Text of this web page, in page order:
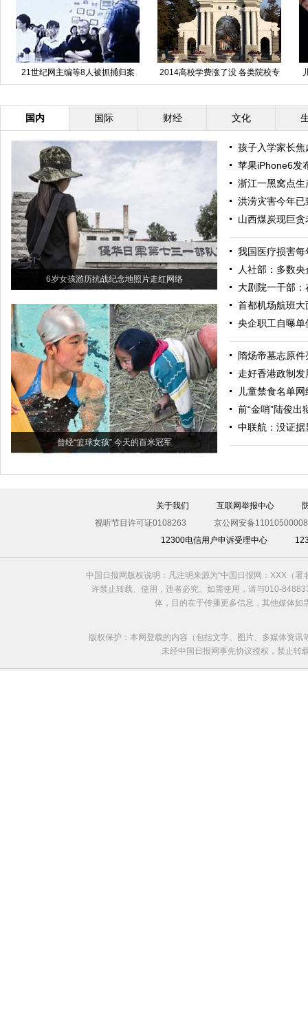
21世纪网主编等8人被抓捕归案
2014高校学费涨了没 各类院校专
业收费出炉啦！
国内 国际 财经 文化
6岁女孩游历抗战纪念地照片走红网络
曾经“篮球女孩” 今天的百米冠军
孩子入学家长
苹果iPhone6发
浙江一黑窝点
洪涝灾害今年
山西煤炭现巨
我国医疗损害
人社部：多数
大剧院一干部
首都机场航班
央企职工自曝
隋炀帝墓志原
走好香港政制
儿童禁食名单
前“金哨”陆俊出
中联航：没证据
关于我们 互联网举报中心
视听节目许可证0108263
京公网安备
12300电信用户申诉受理中心
中国日报网版权说明：凡注明来源为“中国日报网：XXX（
许禁止转载、使用，违者必究。如需使用，请与010-
体，目的在于传播更多信息，其他媒体
版权保护：本网登载的内容（包括文字、图片、多媒体资
未经中国日报网事先协议授权，禁止转